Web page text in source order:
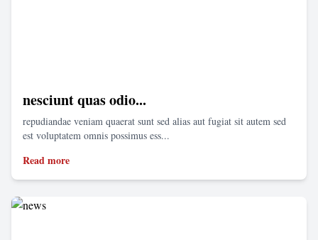
nesciunt quas odio...
repudiandae veniam quaerat sunt sed alias aut fugiat sit autem sed
est voluptatem omnis possimus ess...
Read more